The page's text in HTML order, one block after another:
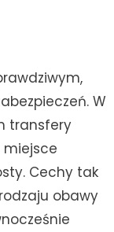
W
transfery
miejsce
Cechy tak
obawy